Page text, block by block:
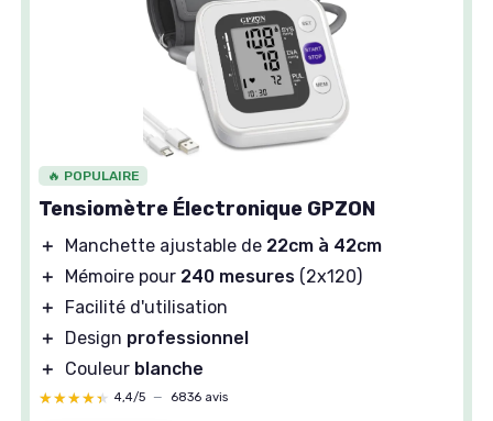
🔥 POPULAIRE
Tensiomètre Électronique GPZON
＋ Manchette ajustable de 22cm à 42cm
＋
Mémoire pour 240 mesures (2x120)
＋
Facilité d'utilisation
＋
Design professionnel
＋
Couleur blanche
★★★★★
★★★★★ 4,4/5 — 6836 avis